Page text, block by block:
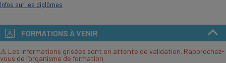
Infos sur les diplômes
FORMATIONS À VENIR
⚠ Les informations grisées sont en attente de validation. Rapprochez-
vous de l’organisme de formation